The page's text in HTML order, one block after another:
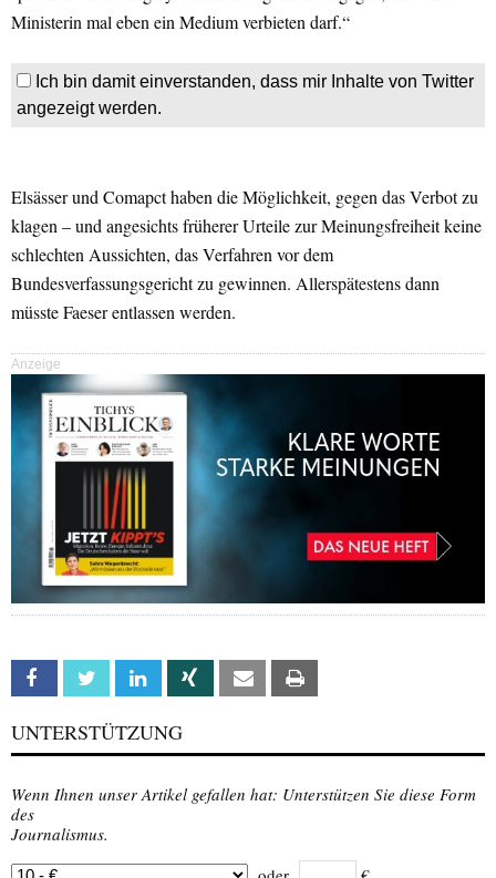
Ministerin mal eben ein Medium verbieten darf.“
Ich bin damit einverstanden, dass mir Inhalte von Twitter
angezeigt werden.
Elsässer und Comapct haben die Möglichkeit, gegen das Verbot zu
klagen – und angesichts früherer Urteile zur Meinungsfreiheit keine
schlechten Aussichten, das Verfahren vor dem
Bundesverfassungsgericht zu gewinnen. Allerspätestens dann
müsste Faeser entlassen werden.
Anzeige
Facebook Twitter Linkedin Xing Email
UNTERSTÜTZUNG
Wenn Ihnen unser Artikel gefallen hat: Unterstützen Sie diese Form
des
Journalismus.